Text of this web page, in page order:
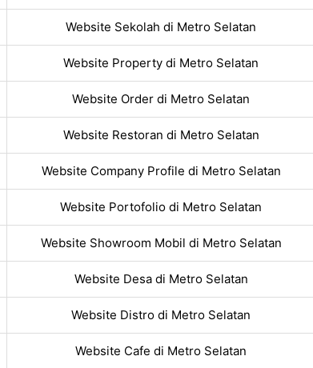
Website Sekolah di Metro Selatan
Website Property di Metro Selatan
Website Order di Metro Selatan
Website Restoran di Metro Selatan
Website Company Profile di Metro Selatan
Website Portofolio di Metro Selatan
Website Showroom Mobil di Metro Selatan
Website Desa di Metro Selatan
Website Distro di Metro Selatan
Website Cafe di Metro Selatan